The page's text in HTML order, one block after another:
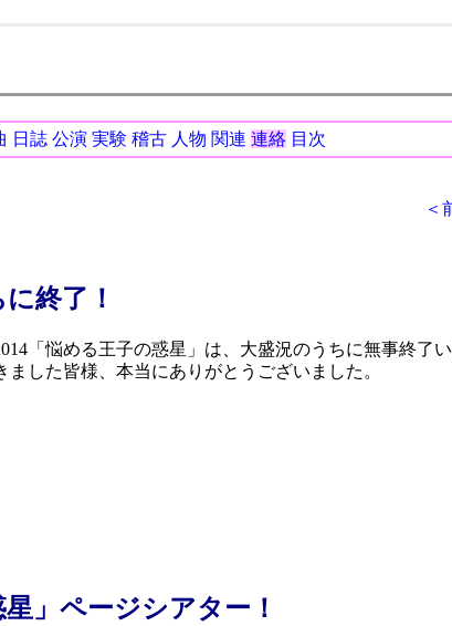
日誌 公演 実験 稽古 人物 関連 連絡 目次
＜
終了！
「悩める王子の惑星」は、大盛況のうちに無事終了
した皆様、本当にありがとうございました。
」ページシアター！